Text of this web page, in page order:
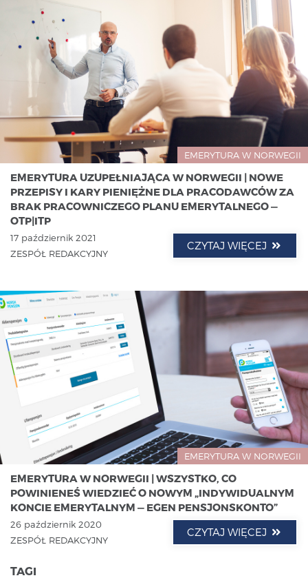
EMERYTURA W NORWEGII
EMERYTURA UZUPEŁNIAJĄCA W NORWEGII | NOWE
PRZEPISY I KARY PIENIĘŻNE DLA PRACODAWCÓW ZA
BRAK PRACOWNICZEGO PLANU EMERYTALNEGO —
OTP|ITP
17 październik 2021
ZESPÓŁ REDAKCYJNY
CZYTAJ WIĘCEJ
EMERYTURA W NORWEGII
EMERYTURA W NORWEGII | WSZYSTKO, CO
POWINIENEŚ WIEDZIEĆ O NOWYM „INDYWIDUALNYM
KONCIE EMERYTALNYM — EGEN PENSJONSKONTO”
26 październik 2020
ZESPÓŁ REDAKCYJNY
CZYTAJ WIĘCEJ
TAGI